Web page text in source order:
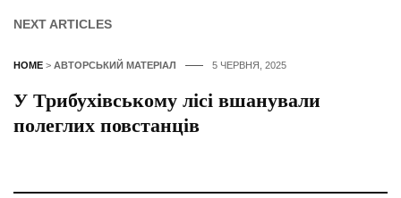
NEXT ARTICLES
HOME > АВТОРСЬКИЙ МАТЕРІАЛ 5 ЧЕРВНЯ, 2025
У Трибухівському лісі вшанували
полеглих повстанців